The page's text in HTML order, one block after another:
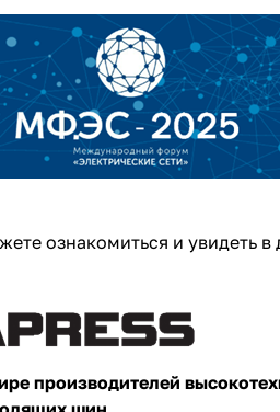
ознакомиться и увидеть
производителей